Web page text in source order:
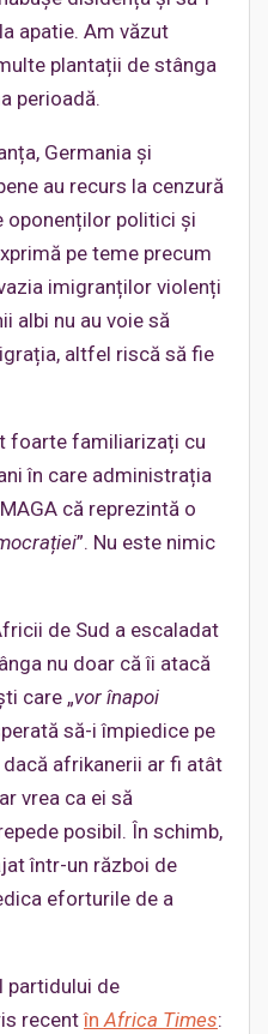
apatie. Am văzut
plantații de stânga
perioadă.
Germania și
au recurs la cenzură
oponenților politici și
pe teme precum
imigranților violenți
albi nu au voie să
altfel riscă să fie
foarte familiarizați cu
în care administrația
că reprezintă o
”. Nu este nimic
de Sud a escaladat
nu doar că îi atacă
care „vor înapoi
să-i împiedice pe
dacă afrikanerii ar fi atât
vrea ca ei să
posibil. În schimb,
într-un război de
eforturile de a
partidului de
recentînAfrica Times: